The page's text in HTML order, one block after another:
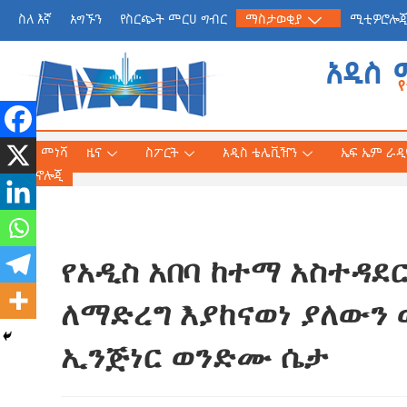
ስለ እኛ አግኙን የስርጭት መርሀ ግብር ማስታወቂያ ሚቲዎሮሎጂ
አዲስ
መነሻ ዜና ስፖርት አዲስ ቴሌቪዥን
የጠቅላይ ሚኒስትር ዐቢይ
«መደመር» መጽሐፍ
ለንባብ ይበቃል
AmnAdmin
ኤፍ ኤም
ቴክኖሎጂ
የአዲስ አበባ ከተማ
ለማድረግ እያከናወነ
ኢንጅነር ወንድሙ ሴታ